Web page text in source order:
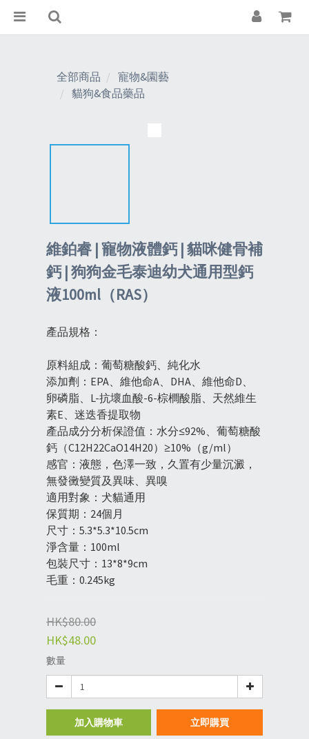
全部商品
寵物&園藝
貓狗&食品藥品
維鉑睿 | 寵物液體鈣 | 貓咪健骨補
鈣 | 狗狗金毛泰迪幼犬通用型鈣
液100ml（RAS）
產品規格：
原料組成：葡萄糖酸鈣、純化水
添加劑：EPA、維他命A、DHA、維他命D、
卵磷脂、L-抗壞血酸-6-棕櫚酸脂、天然維生
素E、迷迭香提取物
產品成分分析保證值：水分≤92%、葡萄糖酸
鈣（C12H22CaO14H20）≥10%（g/ml）
感官：液態，色澤一致，久置有少量沉澱，
無發黴變質及異味、異嗅
適用對象：犬貓通用
保質期：24個月
尺寸：5.3*5.3*10.5cm
淨含量：100ml
包裝尺寸：13*8*9cm
毛重：0.245kg
HK$80.00
HK$48.00
數量
加入購物車 立即購買